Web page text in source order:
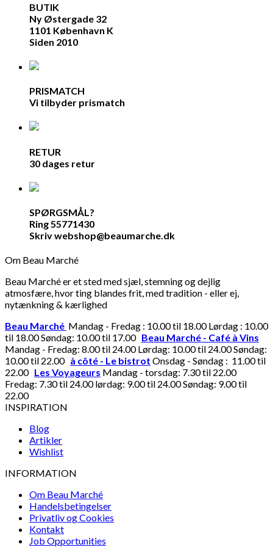
BUTIK
Ny Østergade 32
1101 København K
Siden 2010
PRISMATCH
Vi tilbyder prismatch
RETUR
30 dages retur
SPØRGSMÅL?
Ring 55771430
Skriv webshop@beaumarche.dk
Om Beau Marché
Beau Marché er et sted med sjæl, stemning og dejlig
atmosfære, hvor ting blandes frit, med tradition - eller ej,
nytænkning & kærlighed
Beau Marché Mandag - Fredag : 10.00 til 18.00 Lørdag : 10.00
til 18.00 Søndag: 10.00 til 17.00 Beau Marché - Café à Vins
Mandag - Fredag: 8.00 til 24.00 Lørdag: 10.00 til 24.00 Søndag:
10.00 til 22.00 à côté - Le bistrot Onsdag - Søndag : 11.00 til
22.00 Les Voyageurs Mandag - torsdag: 7.30 til 22.00
Fredag: 7.30 til 24.00 lørdag: 9.00 til 24.00 Søndag: 9.00 til
22.00
INSPIRATION
Blog
Artikler
Wishlist
INFORMATION
Om Beau Marché
Handelsbetingelser
Privatliv og Cookies
Kontakt
Job Opportunities